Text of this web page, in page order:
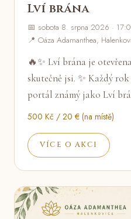
Lví brána
📅 sobota 8. srpna 2026 ·
📍 Oáza Adamanthea,
🔥✨ Lví brána je
skutečně jsi. ✨ Každý
portál známý jako Lví
500 Kč / 20 € (na místě)
VÍCE O AKCI